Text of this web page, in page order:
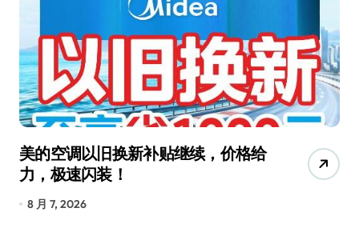
美的空调以旧换新补贴继续，价格给
力，极速闪装！
8 月 7, 2026